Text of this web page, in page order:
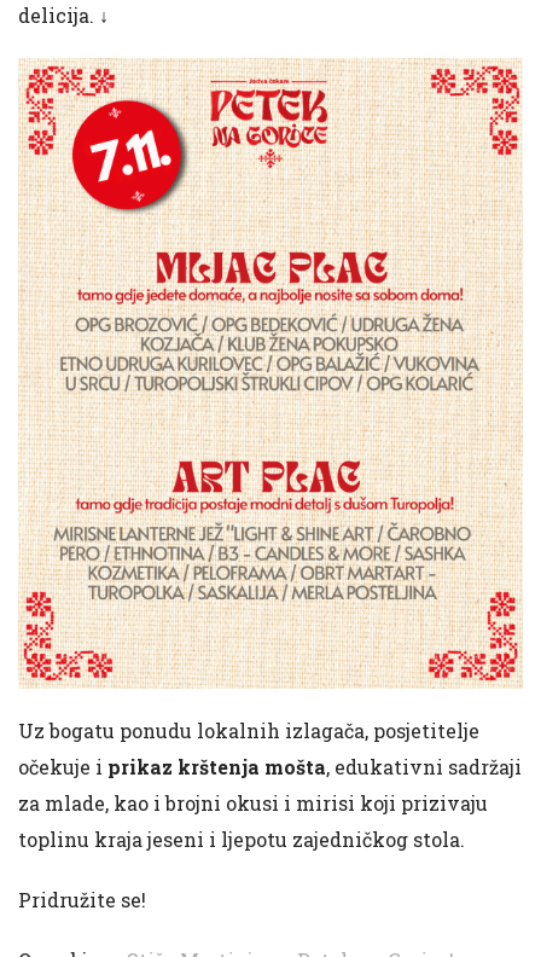
delicija. ↓
Uz bogatu ponudu lokalnih izlagača, posjetitelje
očekuje i prikaz krštenja mošta, edukativni sadržaji
za mlade, kao i brojni okusi i mirisi koji prizivaju
toplinu kraja jeseni i ljepotu zajedničkog stola.
Pridružite se!